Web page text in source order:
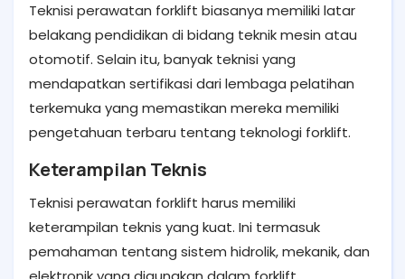
Teknisi perawatan forklift biasanya memiliki latar
belakang pendidikan di bidang teknik mesin atau
otomotif. Selain itu, banyak teknisi yang
mendapatkan sertifikasi dari lembaga pelatihan
terkemuka yang memastikan mereka memiliki
pengetahuan terbaru tentang teknologi forklift.
Keterampilan Teknis
Teknisi perawatan forklift harus memiliki
keterampilan teknis yang kuat. Ini termasuk
pemahaman tentang sistem hidrolik, mekanik, dan